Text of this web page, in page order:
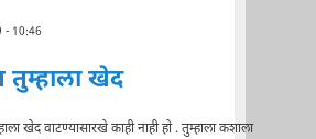
- 10:46
तुम्हाला खेद
खेद वाटण्यासारखे काही नाही हो . तुम्हाला कशाला